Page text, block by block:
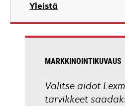
Yleistä
MARKKINOINTIKUVAUS
Valitse aidot
tarvikkeet